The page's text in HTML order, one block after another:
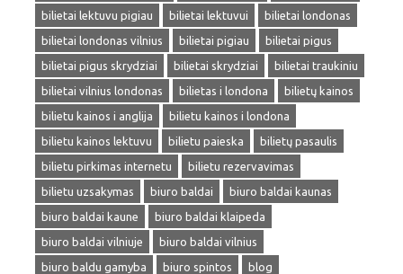
bilietai lektuvu pigiau
bilietai lektuvui
bilietai londonas
bilietai londonas vilnius
bilietai pigiau
bilietai pigus
bilietai pigus skrydziai
bilietai skrydziai
bilietai traukiniu
bilietai vilnius londonas
bilietas i londona
bilietų kainos
bilietu kainos i anglija
bilietu kainos i londona
bilietu kainos lektuvu
bilietu paieska
bilietų pasaulis
bilietu pirkimas internetu
bilietu rezervavimas
bilietu uzsakymas
biuro baldai
biuro baldai kaunas
biuro baldai kaune
biuro baldai klaipeda
biuro baldai vilniuje
biuro baldai vilnius
biuro baldu gamyba
biuro spintos
blog